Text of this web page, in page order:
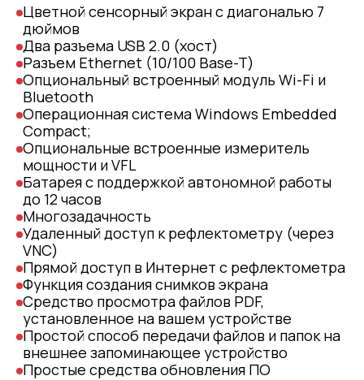
Цветной сенсорный экран с диагональю 7
дюймов
Два разъема USB 2.0 (хост)
Разъем Ethernet (10/100 Base-T)
Опциональный встроенный модуль Wi-Fi и
Bluetooth
Операционная система Windows Embedded
Compact;
Опциональные встроенные измеритель
мощности и VFL
Батарея с поддержкой автономной работы
до 12 часов
Многозадачность
Удаленный доступ к рефлектометру (через
VNC)
Прямой доступ в Интернет с рефлектометра
Функция создания снимков экрана
Средство просмотра файлов PDF,
установленное на вашем устройстве
Простой способ передачи файлов и папок на
внешнее запоминающее устройство
Простые средства обновления ПО